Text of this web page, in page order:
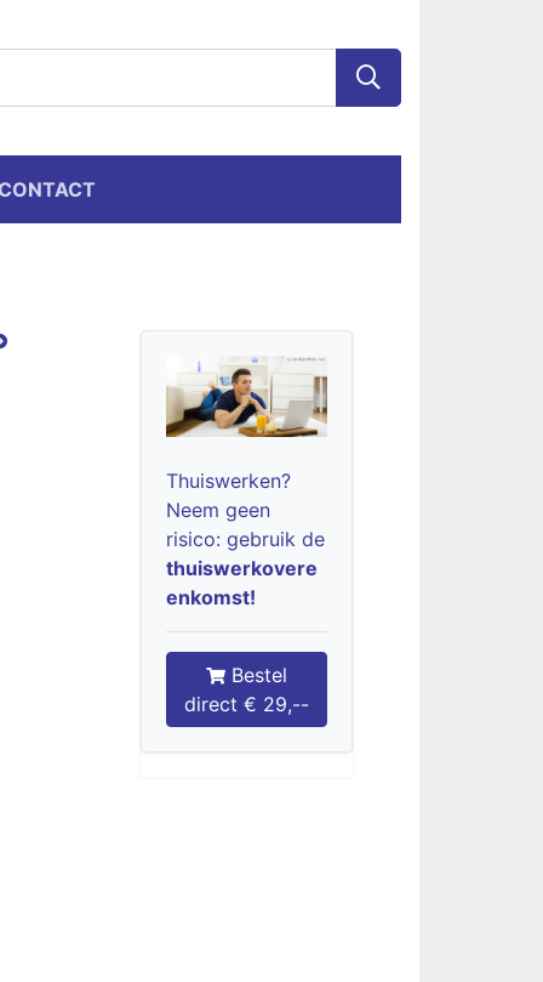
Thuiswerken?
Neem geen
risico: gebruik de
thuiswerkovere
enkomst!
Bestel
direct € 29,--